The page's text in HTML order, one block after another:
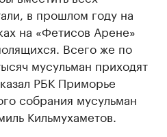
в прошлом году на
на «Фетисов Арене»
Всего же по
мусульман приходят
РБК Приморье
собрания мусульман
Кильмухаметов.